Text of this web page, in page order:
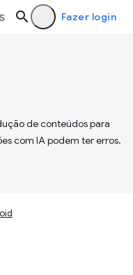
Fazer login
de conteúdos para
com IA podem ter erros.